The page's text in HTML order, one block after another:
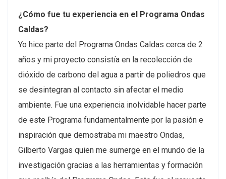
¿Cómo fue tu experiencia en el Programa Ondas
Caldas?
Yo hice parte del Programa Ondas Caldas cerca de 2
años y mi proyecto consistía en la recolección de
dióxido de carbono del agua a partir de poliedros que
se desintegran al contacto sin afectar el medio
ambiente. Fue una experiencia inolvidable hacer parte
de este Programa fundamentalmente por la pasión e
inspiración que demostraba mi maestro Ondas,
Gilberto Vargas quien me sumerge en el mundo de la
investigación gracias a las herramientas y formación